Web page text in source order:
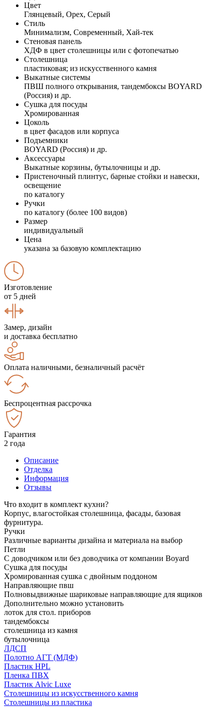
Цвет
Глянцевый, Орех, Серый
Стиль
Минимализм, Современный, Хай-тек
Стеновая панель
ХДФ в цвет столешницы или с фотопечатью
Столешница
пластиковая; из искусственного камня
Выкатные системы
ПВШ полного открывания, тандембоксы BOYARD
(Россия) и др.
Сушка для посуды
Хромированная
Цоколь
в цвет фасадов или корпуса
Подъемники
BOYARD (Россия) и др.
Аксессуары
Выкатные корзины, бутылочницы и др.
Пристеночный плинтус, барные стойки и навески,
освещение
по каталогу
Ручки
по каталогу (более 100 видов)
Размер
индивидуальный
Цена
указана за базовую комплектацию
Изготовление
от 5 дней
Замер, дизайн
и доставка бесплатно
Оплата наличными, безналичный расчёт
Беспроцентная рассрочка
Гарантия
2 года
Описание
Отделка
Информация
Отзывы
Что входит в комплект кухни?
Корпус, влагостойкая столешница, фасады, базовая
фурнитура.
Ручки
Различные варианты дизайна и материала на выбор
Петли
С доводчиком или без доводчика от компании Boyard
Сушка для посуды
Хромированная сушка с двойным поддоном
Направляющие пвш
Полновыдвижные шариковые направляющие для ящиков
Дополнительно можно установить
лоток для стол. приборов
тандембоксы
столешница из камня
бутылочница
ЛДСП
Полотно АГТ (МДФ)
Пластик HPL
Пленка ПВХ
Пластик Alvic Luxe
Столешницы из искусственного камня
Столешницы из пластика